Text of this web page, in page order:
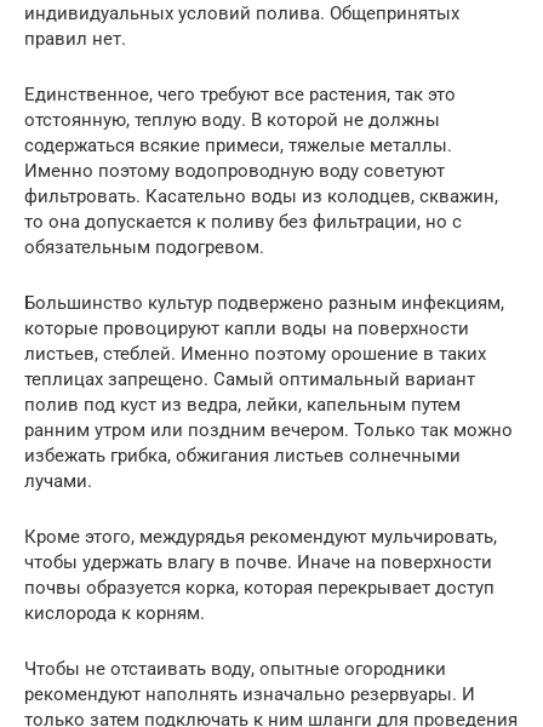
индивидуальных условий полива. Общепринятых
правил нет.
Единственное, чего требуют все растения, так это
отстоянную, теплую воду. В которой не должны
содержаться всякие примеси, тяжелые металлы.
Именно поэтому водопроводную воду советуют
фильтровать. Касательно воды из колодцев, скважин,
то она допускается к поливу без фильтрации, но с
обязательным подогревом.
Большинство культур подвержено разным инфекциям,
которые провоцируют капли воды на поверхности
листьев, стеблей. Именно поэтому орошение в таких
теплицах запрещено. Самый оптимальный вариант
полив под куст из ведра, лейки, капельным путем
ранним утром или поздним вечером. Только так можно
избежать грибка, обжигания листьев солнечными
лучами.
Кроме этого, междурядья рекомендуют мульчировать,
чтобы удержать влагу в почве. Иначе на поверхности
почвы образуется корка, которая перекрывает доступ
кислорода к корням.
Чтобы не отстаивать воду, опытные огородники
рекомендуют наполнять изначально резервуары. И
только затем подключать к ним шланги для проведения